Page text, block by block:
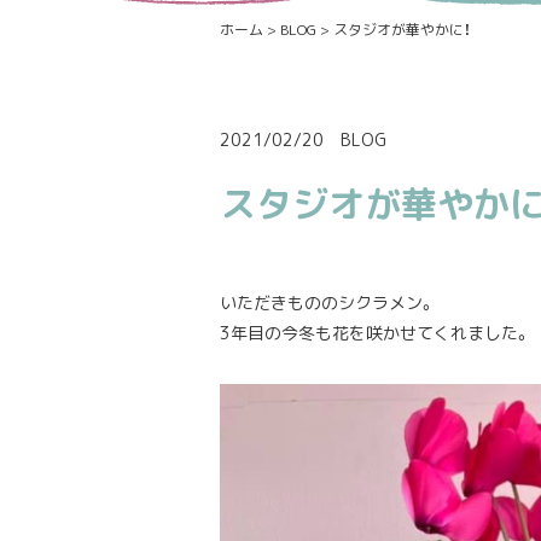
ホーム > BLOG > スタジオが華やかに！
2021/02/20 BLOG
スタジオが華やかに
いただきもののシクラメン。
3年目の今冬も花を咲かせてくれました。